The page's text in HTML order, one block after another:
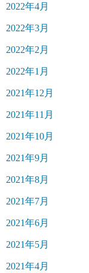
2022年4月
2022年3月
2022年2月
2022年1月
2021年12月
2021年11月
2021年10月
2021年9月
2021年8月
2021年7月
2021年6月
2021年5月
2021年4月